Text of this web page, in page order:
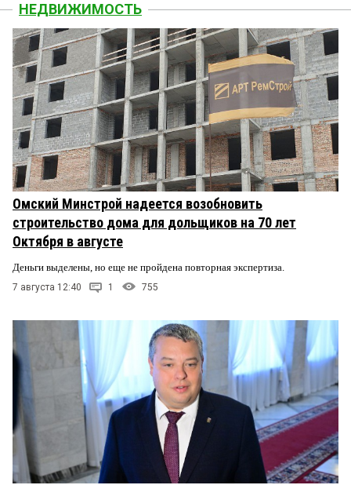
НЕДВИЖИМОСТЬ
Омский Минстрой надеется возобновить
строительство дома для дольщиков на 70 лет
Октября в августе
Деньги выделены, но еще не пройдена повторная экспертиза.
7 августа 12:40 1 755